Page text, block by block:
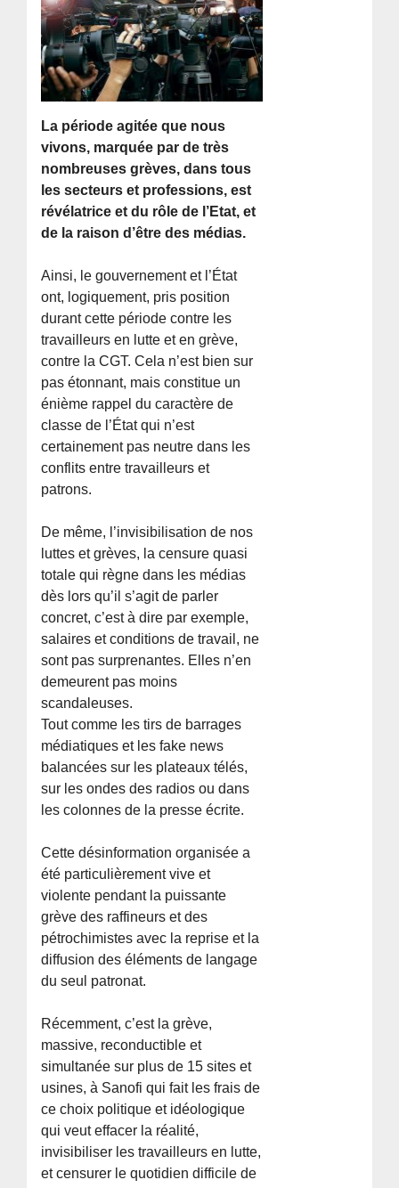
La période agitée que nous
vivons, marquée par de très
nombreuses grèves, dans tous
les secteurs et professions, est
révélatrice et du rôle de l’Etat, et
de la raison d’être des médias.
Ainsi, le gouvernement et l’État
ont, logiquement, pris position
durant cette période contre les
travailleurs en lutte et en grève,
contre la CGT. Cela n’est bien sur
pas étonnant, mais constitue un
énième rappel du caractère de
classe de l’État qui n’est
certainement pas neutre dans les
conflits entre travailleurs et
patrons.
De même, l’invisibilisation de nos
luttes et grèves, la censure quasi
totale qui règne dans les médias
dès lors qu’il s’agit de parler
concret, c’est à dire par exemple,
salaires et conditions de travail, ne
sont pas surprenantes. Elles n’en
demeurent pas moins
scandaleuses.
Tout comme les tirs de barrages
médiatiques et les fake news
balancées sur les plateaux télés,
sur les ondes des radios ou dans
les colonnes de la presse écrite.
Cette désinformation organisée a
été particulièrement vive et
violente pendant la puissante
grève des raffineurs et des
pétrochimistes avec la reprise et la
diffusion des éléments de langage
du seul patronat.
Récemment, c’est la grève,
massive, reconductible et
simultanée sur plus de 15 sites et
usines, à Sanofi qui fait les frais de
ce choix politique et idéologique
qui veut effacer la réalité,
invisibiliser les travailleurs en lutte,
et censurer le quotidien difficile de